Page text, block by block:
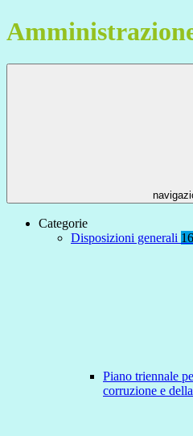
Categorie
Disposizioni generali
Piano triennale
corruzione e